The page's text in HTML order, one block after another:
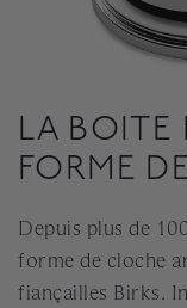
LA BOITE
FORME
Depuis plus de
forme de cloche
fiançailles Birks.